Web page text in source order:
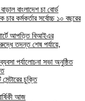
বাংলাদেশ চা বোর্ড
কর্মকর্তার সর্বোচ্চ ১০ বছরের
আপত্তি বিআইএর
তদন্ত শেষ পর্যায়ে,
পর্যালোচনা সভা অনুষ্ঠিত
চুক্তি
আজ